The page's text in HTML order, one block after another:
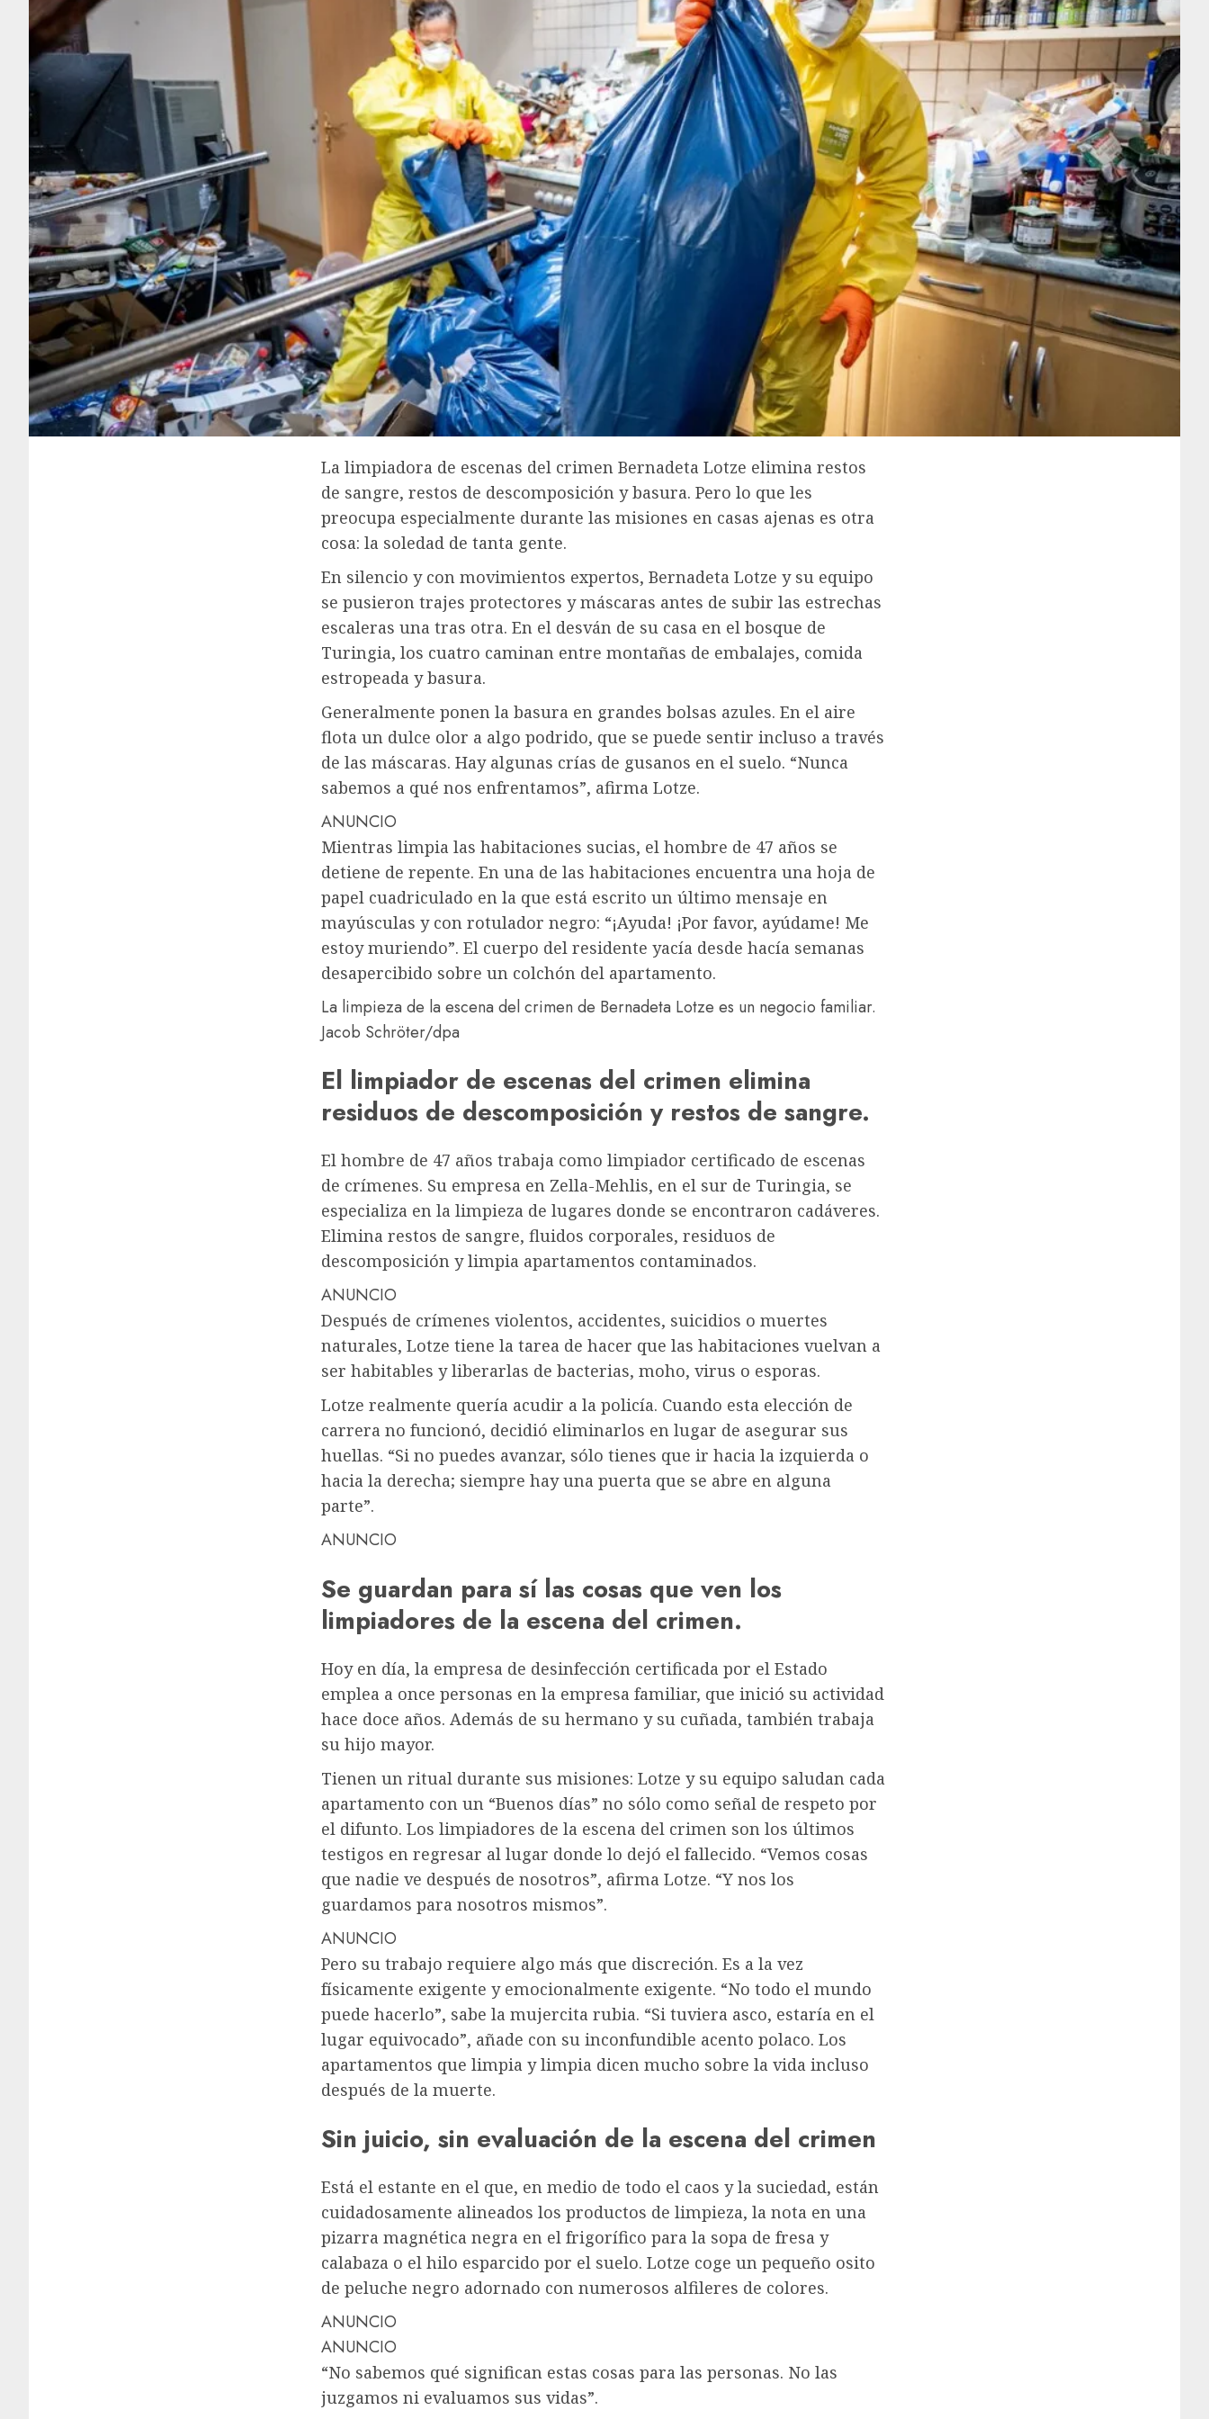
La limpiadora de escenas del crimen Bernadeta Lotze elimina restos
de sangre, restos de descomposición y basura. Pero lo que les
preocupa especialmente durante las misiones en casas ajenas es otra
cosa: la soledad de tanta gente.
En silencio y con movimientos expertos, Bernadeta Lotze y su equipo
se pusieron trajes protectores y máscaras antes de subir las estrechas
escaleras una tras otra. En el desván de su casa en el bosque de
Turingia, los cuatro caminan entre montañas de embalajes, comida
estropeada y basura.
Generalmente ponen la basura en grandes bolsas azules. En el aire
flota un dulce olor a algo podrido, que se puede sentir incluso a través
de las máscaras. Hay algunas crías de gusanos en el suelo. “Nunca
sabemos a qué nos enfrentamos”, afirma Lotze.
ANUNCIO
Mientras limpia las habitaciones sucias, el hombre de 47 años se
detiene de repente. En una de las habitaciones encuentra una hoja de
papel cuadriculado en la que está escrito un último mensaje en
mayúsculas y con rotulador negro: “¡Ayuda! ¡Por favor, ayúdame! Me
estoy muriendo”. El cuerpo del residente yacía desde hacía semanas
desapercibido sobre un colchón del apartamento.
La limpieza de la escena del crimen de Bernadeta Lotze es un negocio familiar.
Jacob Schröter/dpa
El limpiador de escenas del crimen elimina
residuos de descomposición y restos de sangre.
El hombre de 47 años trabaja como limpiador certificado de escenas
de crímenes. Su empresa en Zella-Mehlis, en el sur de Turingia, se
especializa en la limpieza de lugares donde se encontraron cadáveres.
Elimina restos de sangre, fluidos corporales, residuos de
descomposición y limpia apartamentos contaminados.
ANUNCIO
Después de crímenes violentos, accidentes, suicidios o muertes
naturales, Lotze tiene la tarea de hacer que las habitaciones vuelvan a
ser habitables y liberarlas de bacterias, moho, virus o esporas.
Lotze realmente quería acudir a la policía. Cuando esta elección de
carrera no funcionó, decidió eliminarlos en lugar de asegurar sus
huellas. “Si no puedes avanzar, sólo tienes que ir hacia la izquierda o
hacia la derecha; siempre hay una puerta que se abre en alguna
parte”.
ANUNCIO
Se guardan para sí las cosas que ven los
limpiadores de la escena del crimen.
Hoy en día, la empresa de desinfección certificada por el Estado
emplea a once personas en la empresa familiar, que inició su actividad
hace doce años. Además de su hermano y su cuñada, también trabaja
su hijo mayor.
Tienen un ritual durante sus misiones: Lotze y su equipo saludan cada
apartamento con un “Buenos días” no sólo como señal de respeto por
el difunto. Los limpiadores de la escena del crimen son los últimos
testigos en regresar al lugar donde lo dejó el fallecido. “Vemos cosas
que nadie ve después de nosotros”, afirma Lotze. “Y nos los
guardamos para nosotros mismos”.
ANUNCIO
Pero su trabajo requiere algo más que discreción. Es a la vez
físicamente exigente y emocionalmente exigente. “No todo el mundo
puede hacerlo”, sabe la mujercita rubia. “Si tuviera asco, estaría en el
lugar equivocado”, añade con su inconfundible acento polaco. Los
apartamentos que limpia y limpia dicen mucho sobre la vida incluso
después de la muerte.
Sin juicio, sin evaluación de la escena del crimen
Está el estante en el que, en medio de todo el caos y la suciedad, están
cuidadosamente alineados los productos de limpieza, la nota en una
pizarra magnética negra en el frigorífico para la sopa de fresa y
calabaza o el hilo esparcido por el suelo. Lotze coge un pequeño osito
de peluche negro adornado con numerosos alfileres de colores.
ANUNCIO
ANUNCIO
“No sabemos qué significan estas cosas para las personas. No las
juzgamos ni evaluamos sus vidas”.